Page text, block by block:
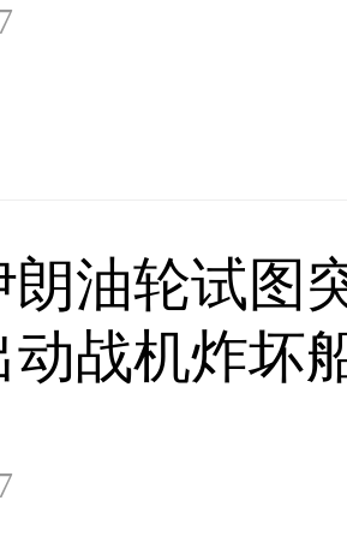
朗油轮试图
动战机炸坏